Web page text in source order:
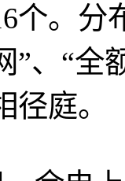
个。分
”、“全
庭。